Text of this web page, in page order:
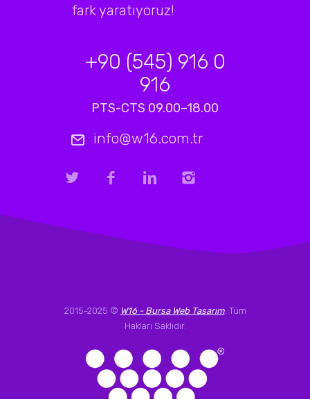
fark yaratıyoruz!
+90 (545) 916 0
916
PTS-CTS 09.00–18.00
info@w16.com.tr
2015-2025 © W16 - Bursa Web Tasarım. Tüm
Hakları Saklıdır.